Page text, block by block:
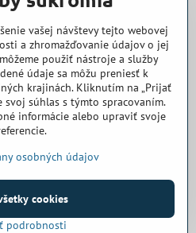
Cora Gastro - Bratislava
Copyright
ochrany osobných údajov
vašej návštevy tejto webovej
a zhromažďovanie údajov o jej
použiť nástroje a služby
údaje sa môžu preniesť k
krajinách. Kliknutím na „Prijať
svoj súhlas s týmto spracovaním.
informácie alebo upraviť svoje
osobných údajov
podrobnosti
cookies